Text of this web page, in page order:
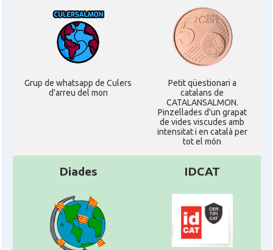
Grup de whatsapp de Culers
d'arreu del mon
Petit qüestionari a
catalans de
CATALANSALMON.
Pinzellades d'un grapat
de vides viscudes amb
intensitat i en català per
tot el món
Diades IDCAT